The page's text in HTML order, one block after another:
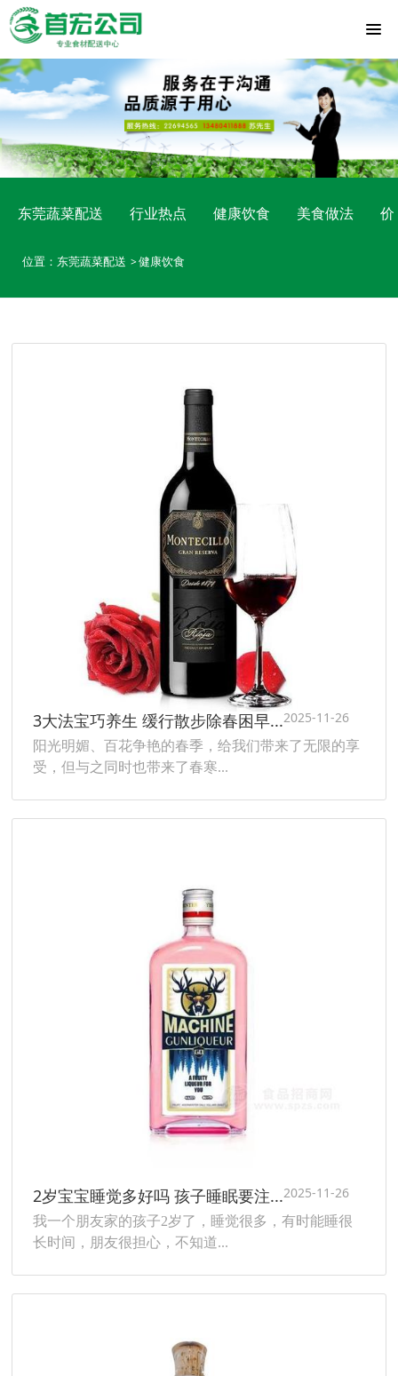
东莞蔬菜配送 行业热点 健康饮食 美食做法 价
位置： 东莞蔬菜配送 >健康饮食
3大法宝巧养生 缓行散步除春困早...2025-11-26
阳光明媚、百花争艳的春季，给我们带来了无限的享
受，但与之同时也带来了春寒...
2岁宝宝睡觉多好吗 孩子睡眠要注...2025-11-26
我一个朋友家的孩子2岁了，睡觉很多，有时能睡很
长时间，朋友很担心，不知道...